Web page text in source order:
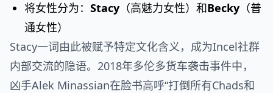
将女性分为： Stacy （高魅力女性）和Becky （普
通女性）
Stacy一词由此被赋予特定文化含义，成为Incel社群
内部交流的隐语。2018年多伦多货车袭击事件中，
凶手Alek Minassian在脸书高呼“打倒所有Chads和